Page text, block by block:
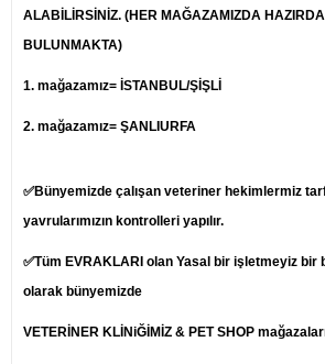
ALABİLİRSİNİZ. (HER MAĞAZAMIZDA
BULUNMAKTA)
1. mağazamız= İSTANBUL/ŞİŞLİ
2. mağazamız= ŞANLIURFA
✅Bünyemizde çalışan veteriner hekimlermiz
yavrularımızın kontrolleri yapılır.
✅Tüm EVRAKLARI olan Yasal bir işletmeyiz bir
olarak bünyemizde
VETERİNER KLİNiĞİMİZ & PET SHOP